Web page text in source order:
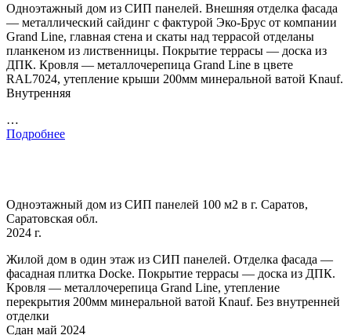
Одноэтажный дом из СИП панелей. Внешняя отделка фасада
— металлический сайдинг с фактурой Эко-Брус от компании
Grand Line, главная стена и скаты над террасой отделаны
планкеном из лиственницы. Покрытие террасы — доска из
ДПК. Кровля — металлочерепица Grand Line в цвете
RAL7024, утепление крыши 200мм минеральной ватой Knauf.
Внутренняя
…
Подробнее
Одноэтажный дом из СИП панелей 100 м2 в г. Саратов,
Саратовская обл.
2024 г.
Жилой дом в один этаж из СИП панелей. Отделка фасада —
фасадная плитка Docke. Покрытие террасы — доска из ДПК.
Кровля — металлочерепица Grand Line, утепление
перекрытия 200мм минеральной ватой Knauf. Без внутренней
отделки
Сдан май 2024